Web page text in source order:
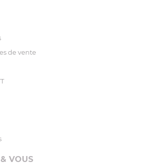
de vente
VOUS